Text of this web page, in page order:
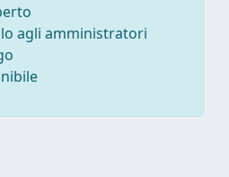
agli amministratori